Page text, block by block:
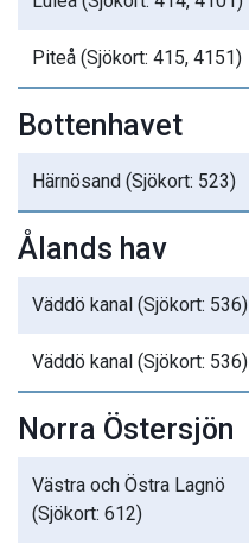
Piteå (Sjökort: 415, 4151)
Bottenhavet
Härnösand (Sjökort: 523)
Ålands hav
Väddö kanal (Sjökort: 536)
Väddö kanal (Sjökort: 536)
Norra Östersjön
Västra och Östra Lagnö
(Sjökort: 612)